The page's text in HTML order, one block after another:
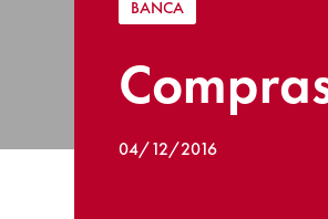
BANCA
04/12/2016